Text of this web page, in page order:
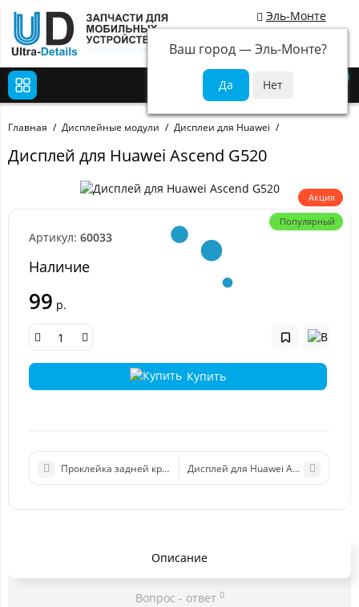
Эль-Монте
Ваш город —Эль-Монте?
Главная Дисплейные модули Дисплеи для Huawei
Дисплей для Huawei Ascend G520
Акция
Популярный
Артикул: 60033
Наличие
99 р.
Купить
Проклейка задней крышки для iPhone 15 Pro Max оригинал
Дисплей для Huawei Ascend Y511
Описание
Вопрос - ответ 0